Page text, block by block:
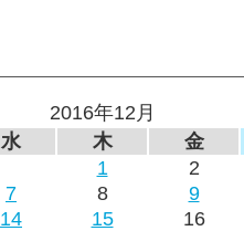
2016年12月
水 木
金
1
2
7 8
9
14 15
16